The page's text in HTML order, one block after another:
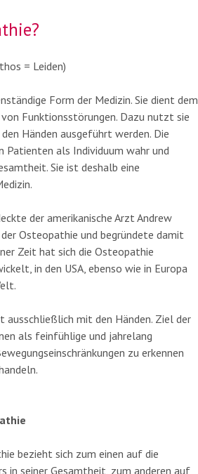
= Leiden)
Form der Medizin. Sie dient dem
Funk­tions­störungen. Dazu nutzt sie
Händen ausgeführt werden. Die
Patienten als Individuum wahr und
Sie ist deshalb eine
der amerikanische Arzt Andrew
Osteopathie und begründete damit
Zeit hat sich die Osteopathie
in den USA, ebenso wie in Europa
ausschließlich mit den Händen. Ziel der
als feinfühlige und jahre­lang
zu erkennen
bezieht sich zum einen auf die
in seiner Gesamtheit, zum anderen auf